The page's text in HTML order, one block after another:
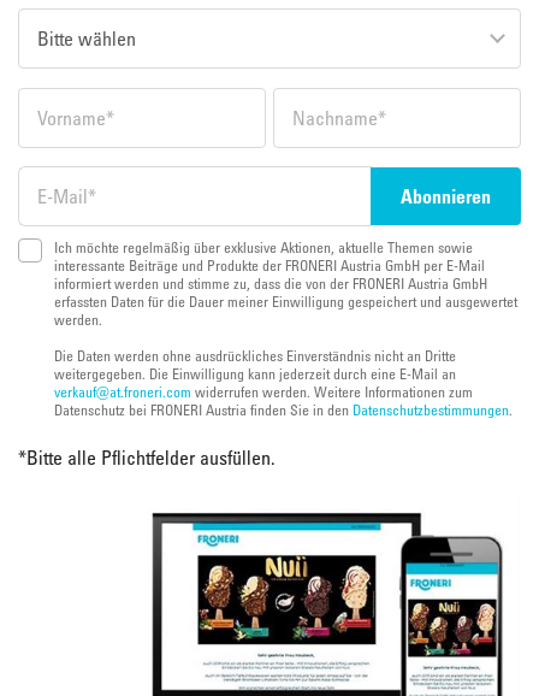
Ich möchte regelmäßig über exklusive Aktionen, aktuelle Themen sowie
interessante Beiträge und Produkte der FRONERI Austria GmbH per E-Mail
informiert werden und stimme zu, dass die von der FRONERI Austria GmbH
erfassten Daten für die Dauer meiner Einwilligung gespeichert und ausgewertet
werden.
Die Daten werden ohne ausdrückliches Einverständnis nicht an Dritte
weitergegeben. Die Einwilligung kann jederzeit durch eine E-Mail an
verkauf@at.froneri.com widerrufen werden. Weitere Informationen zum
Datenschutz bei FRONERI Austria finden Sie in den Datenschutzbestimmungen.
*Bitte alle Pflichtfelder ausfüllen.